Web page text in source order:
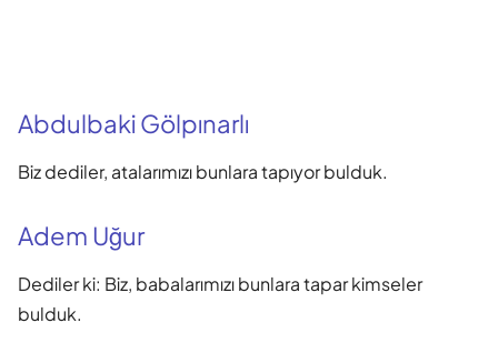
Abdulbaki Gölpınarlı
Biz dediler, atalarımızı bunlara tapıyor bulduk.
Adem Uğur
Dediler ki: Biz, babalarımızı bunlara tapar kimseler
bulduk.